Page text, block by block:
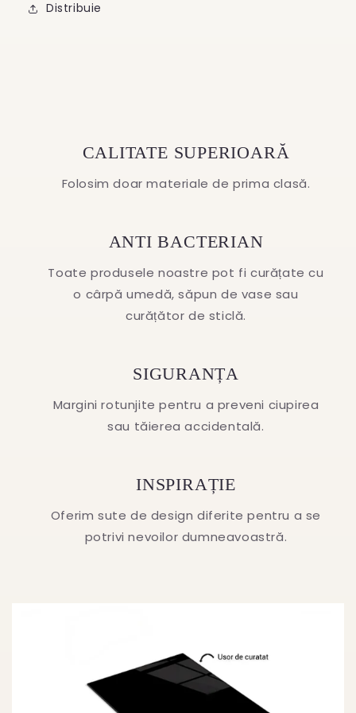
Distribuie
CALITATE SUPERIOARĂ
Folosim doar materiale de prima clasă.
ANTI BACTERIAN
Toate produsele noastre pot fi curățate cu
o cârpă umedă, săpun de vase sau
curățător de sticlă.
SIGURANȚA
Margini rotunjite pentru a preveni ciupirea
sau tăierea accidentală.
INSPIRAȚIE
Oferim sute de design diferite pentru a se
potrivi nevoilor dumneavoastră.